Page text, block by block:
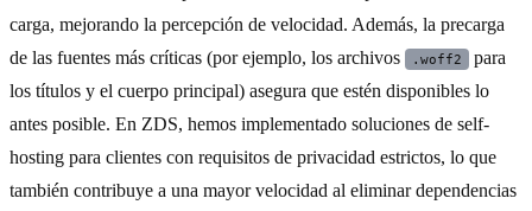
carga, mejorando la percepción de velocidad. Además, la precarga
de las fuentes más críticas (por ejemplo, los archivos
.woff2
para
los títulos y el cuerpo principal) asegura que estén disponibles lo
antes posible. En ZDS, hemos implementado soluciones de self-
hosting para clientes con requisitos de privacidad estrictos, lo que
también contribuye a una mayor velocidad al eliminar dependencias